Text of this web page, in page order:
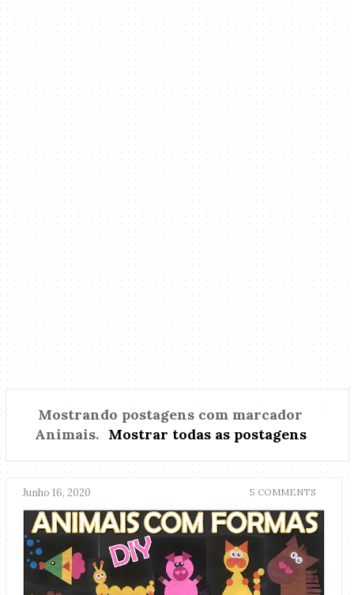
Mostrando postagens com marcador
Animais. Mostrar todas as postagens
Junho 16, 2020 5 COMMENTS